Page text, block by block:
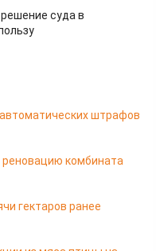
суда в
штрафов
комбината
гектаров ранее